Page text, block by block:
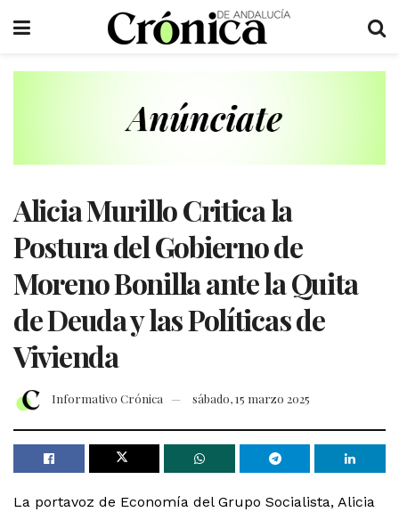
Alicia Murillo Critica la
Postura del Gobierno de
Moreno Bonilla ante la Quita
de Deuda y las Políticas de
Vivienda
Informativo Crónica sábado, 15 marzo 2025
La portavoz de Economía del Grupo Socialista, Alicia